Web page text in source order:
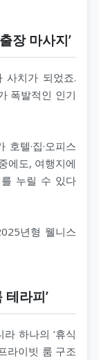
장 마사지’
사치가 되었죠.
폭발적인 인기
텔·집·오피스
에도, 여행지에
누릴 수 있다
년형 웰니스
라피’
하나의 ‘휴식
라이빗 룸 구조